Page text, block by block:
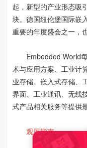
起，新型的产业形态吸
块。德国纽伦堡国际嵌
重要的年度盛会之一，
Embedded World每
术与应用方案、工业计
业存储、嵌入式存储、
界面、工业通讯、无线
式产品相关服务等提供
观展指南